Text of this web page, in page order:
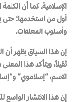
الإسلامية. كما أن
أول من استخدمها؛ حتى
وأسلوب المعلقات.
إن هذا السياق يظهر أن
ثقيلاً، ويتأكد هذا
الاسم، “إسلاموي”
إن هذا الانتشار